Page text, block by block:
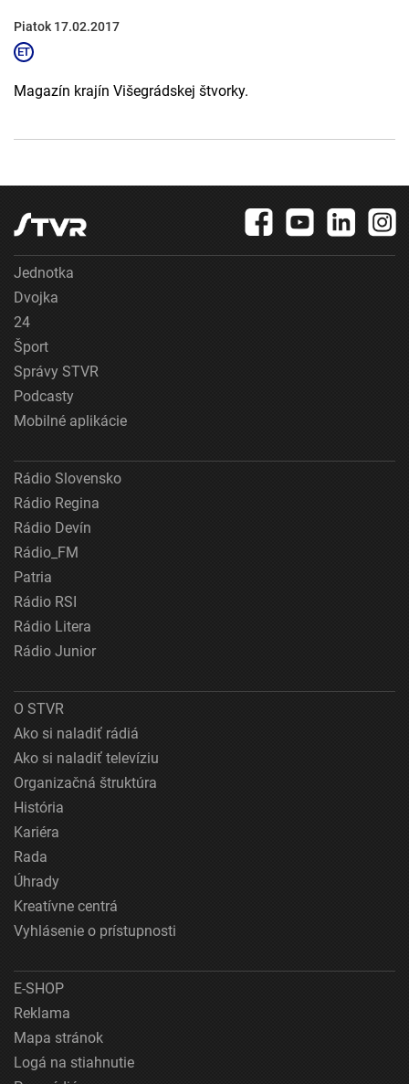
Piatok 17.02.2017
Magazín krajín Višegrádskej štvorky.
Jednotka
Dvojka
24
Šport
Správy STVR
Podcasty
Mobilné aplikácie
Rádio Slovensko
Rádio Regina
Rádio Devín
Rádio_FM
Patria
Rádio RSI
Rádio Litera
Rádio Junior
O STVR
Ako si naladiť rádiá
Ako si naladiť televíziu
Organizačná štruktúra
História
Kariéra
Rada
Úhrady
Kreatívne centrá
Vyhlásenie o prístupnosti
E-SHOP
Reklama
Mapa stránok
Logá na stiahnutie